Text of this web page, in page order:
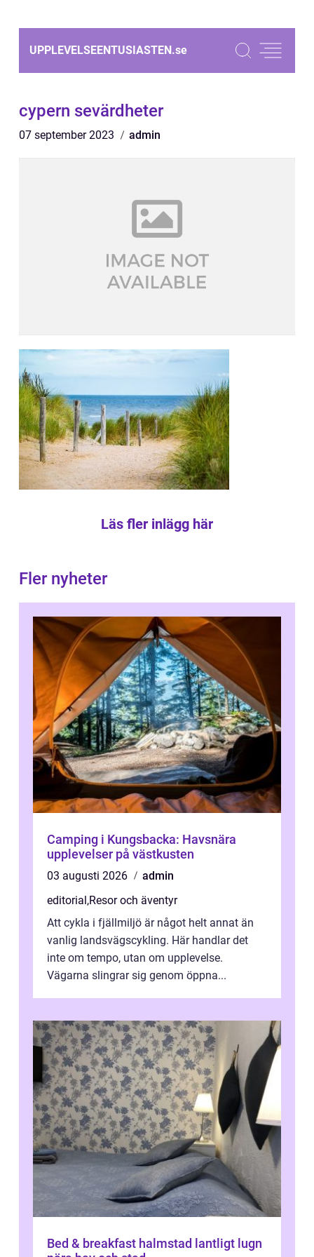
UPPLEVELSEENTUSIASTEN.se
cypern sevärdheter
07 september 2023 admin
Läs fler inlägg här
Fler nyheter
Camping i Kungsbacka: Havsnära
upplevelser på västkusten
03 augusti 2026
admin
editorial,Resor och äventyr
Att cykla i fjällmiljö är något helt annat än
vanlig landsvägscykling. Här handlar det
inte om tempo, utan om upplevelse.
Vägarna slingrar sig genom öppna...
Bed & breakfast halmstad lantligt lugn